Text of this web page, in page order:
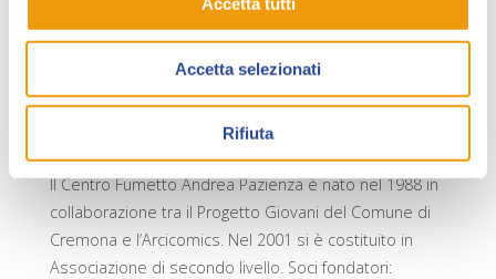
Accetta selezionati
Rifiuta
passato e riguardanti autori e personaggi come Dylan
Dg, Rat-Man, Martin Mystère e Diabolik. Gli interessati
pubblicazioni che, se disponibili, potranno essere
Il Centro Fumetto Andrea Pazienza è nato nel 1988 in
collaborazione tra il Progetto Giovani del Comune di
Cremona e l’Arcicomics. Nel 2001 si è costituito in
Associazione di secondo livello. Soci fondatori: